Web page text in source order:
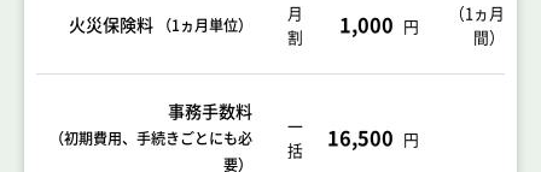
火災保険料 （1ヵ月単位）
月
割
1,000 円
（1ヵ月
間）
事務手数料
（初期費用、手続きごとにも必
要）
一
括
16,500 円